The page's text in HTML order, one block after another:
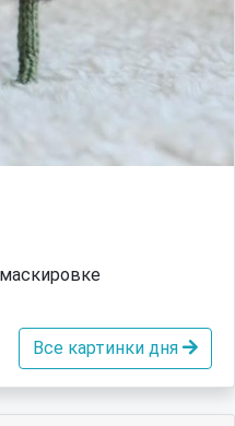
Все картинки дня